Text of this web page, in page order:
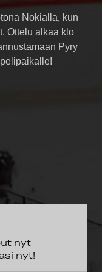
Nokialla, kun
Ottelu alkaa klo
Pyry
nyt
nyt!